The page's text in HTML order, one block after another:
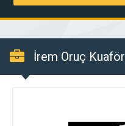
İrem Oruç Kuaför